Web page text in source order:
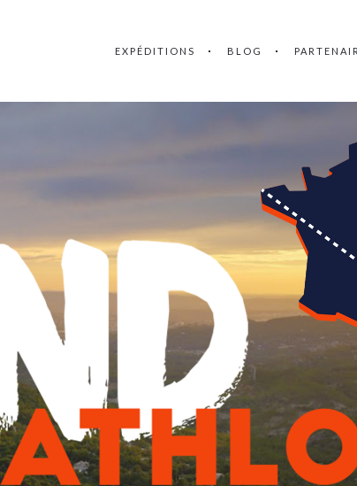
EXPÉDITIONS BLOG